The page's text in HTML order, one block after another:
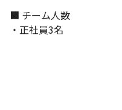
■ チーム人数
・正社員3名